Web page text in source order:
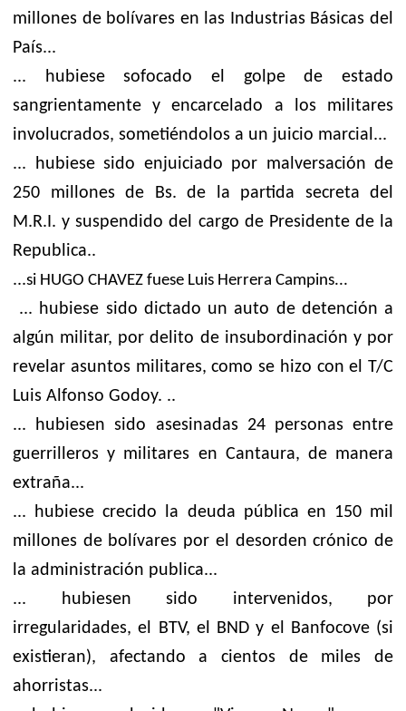
millones de bolívares en las Industrias Básicas del
País...
... hubiese sofocado el golpe de estado
sangrientamente y encarcelado a los militares
involucrados, sometiéndolos a un juicio marcial...
... hubiese sido enjuiciado por malversación de
250 millones de Bs. de la partida secreta del
M.R.I. y suspendido del cargo de Presidente de la
Republica..
...si HUGO CHAVEZ fuese Luis Herrera Campins...
... hubiese sido dictado un auto de detención a
algún militar, por delito de insubordinación y por
revelar asuntos militares, como se hizo con el T/C
Luis Alfonso Godoy. ..
... hubiesen sido asesinadas 24 personas entre
guerrilleros y militares en Cantaura, de manera
extraña...
... hubiese crecido la deuda pública en 150 mil
millones de bolívares por el desorden crónico de
la administración publica...
... hubiesen sido intervenidos, por
irregularidades, el BTV, el BND y el Banfocove (si
existieran), afectando a cientos de miles de
ahorristas...